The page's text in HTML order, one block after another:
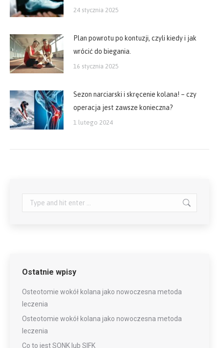
24 stycznia 2025
Plan powrotu po kontuzji, czyli kiedy i jak
wrócić do biegania.
16 stycznia 2025
Sezon narciarski i skręcenie kolana! – czy
operacja jest zawsze konieczna?
1 lutego 2024
Search:
Ostatnie wpisy
Osteotomie wokół kolana jako nowoczesna metoda
leczenia
Osteotomie wokół kolana jako nowoczesna metoda
leczenia
Co to jest SONK lub SIFK